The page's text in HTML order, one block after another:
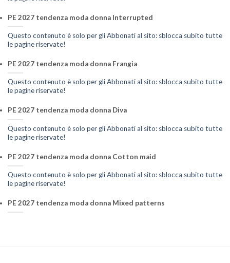
PE 2027 tendenza moda donna Interrupted
Questo contenuto è solo per gli Abbonati al sito: sblocca subito tutte
le pagine riservate!
PE 2027 tendenza moda donna Frangia
Questo contenuto è solo per gli Abbonati al sito: sblocca subito tutte
le pagine riservate!
PE 2027 tendenza moda donna Diva
Questo contenuto è solo per gli Abbonati al sito: sblocca subito tutte
le pagine riservate!
PE 2027 tendenza moda donna Cotton maid
Questo contenuto è solo per gli Abbonati al sito: sblocca subito tutte
le pagine riservate!
PE 2027 tendenza moda donna Mixed patterns